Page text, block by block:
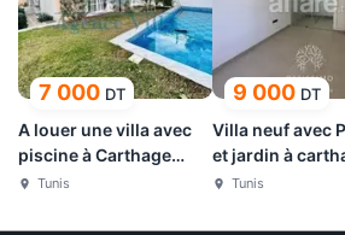
7 000 DT
A louer une villa avec
piscine à Carthage
Amilcar
Tunis
9 000 DT
Villa neuf avec
et jardin à
Tunis